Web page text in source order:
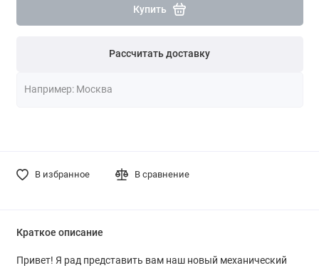
Купить
Рассчитать доставку
В избранное В сравнение
Краткое описание
Привет! Я рад представить вам наш новый механический